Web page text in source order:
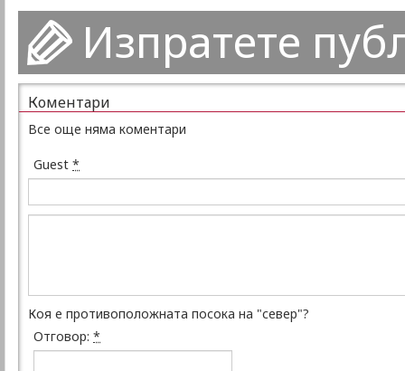
Изпратете
Коментари
Все още няма коментари
Guest *
Коя е противоположната посока на "север"?
Отговор: *